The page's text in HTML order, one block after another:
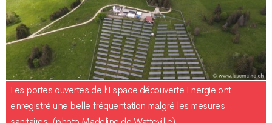
Les portes ouvertes de l’Espace découverte Energie ont
enregistré une belle fréquentation malgré les mesures